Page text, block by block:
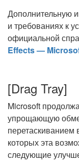
Дополнительную
и требованиях к
официальной
Effects —
[Drag Tray]
Microsoft
упрощающую
перетаскиванием
которых эта
следующие